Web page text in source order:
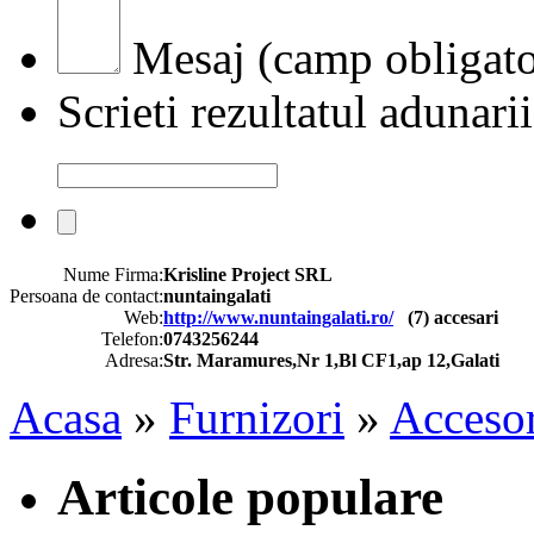
Mesaj (camp
Scrieti rezultatul adunarii
Nume Firma:Krisline Project SRL
Persoana de contact:nuntaingalati
Web:http://www.nuntaingalati.ro/ (7) accesari
Telefon:0743256244
Adresa:Str. Maramures,Nr 1,Bl CF1,ap 12,Galati
Acasa » Furnizori »
Articole populare